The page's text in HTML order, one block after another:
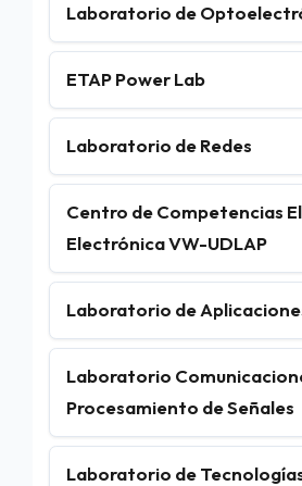
Laboratorio de
ETAP Power Lab
Laboratorio de Redes
Centro de Competencias
Electrónica VW-UDLAP
Laboratorio de
Laboratorio
Procesamiento de Señales
Laboratorio de